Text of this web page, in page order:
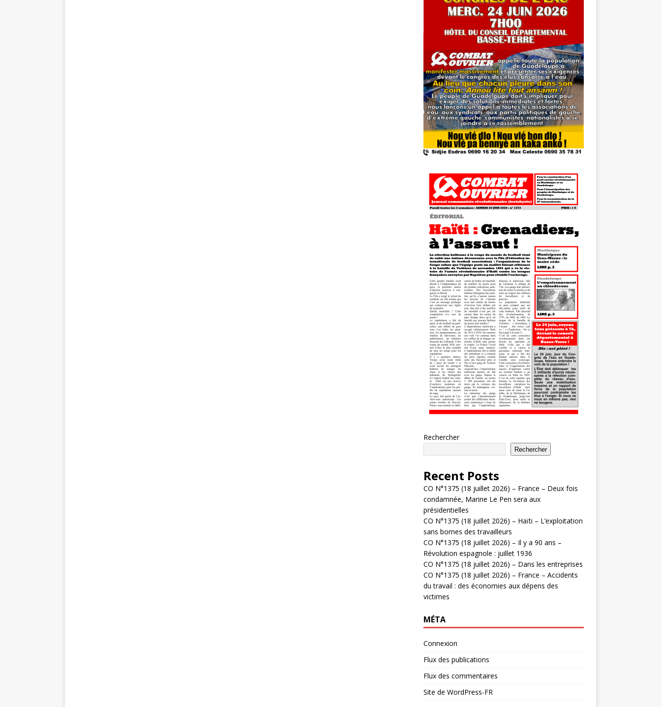
Rechercher
Rechercher
Recent Posts
CO N°1375 (18 juillet 2026) – France – Deux fois
condamnée, Marine Le Pen sera aux
présidentielles
CO N°1375 (18 juillet 2026) – Haïti – L’exploitation
sans bornes des travailleurs
CO N°1375 (18 juillet 2026) – Il y a 90 ans –
Révolution espagnole : juillet 1936
CO N°1375 (18 juillet 2026) – Dans les entreprises
CO N°1375 (18 juillet 2026) – France – Accidents
du travail : des économies aux dépens des
victimes
MÉTA
Connexion
Flux des publications
Flux des commentaires
Site de WordPress-FR